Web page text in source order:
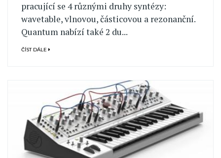
pracující se 4 různými druhy syntézy:
wavetable, vlnovou, částicovou a rezonanční.
Quantum nabízí také 2 du...
ČÍST DÁLE